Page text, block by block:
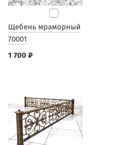
Щебень мраморный
70001
1 700 ₽